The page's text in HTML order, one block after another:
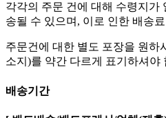
각각의 주문 건에 대해 수령지가
송될 수 있으며, 이로 인한 배송
주문건에 대한 별도 포장을 원하
소지)를 약간 다르게 표기하셔야
배송기간